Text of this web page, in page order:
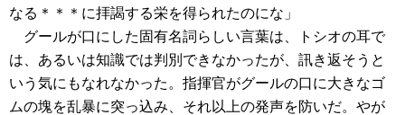
なる＊＊＊に拝謁する栄を得られたのにな」
グールが口にした固有名詞らしい言葉は、トシオの耳で
は、あるいは知識では判別できなかったが、訊き返そうと
いう気にもなれなかった。指揮官がグールの口に大きなゴ
ムの塊を乱暴に突っ込み、それ以上の発声を防いだ。やが